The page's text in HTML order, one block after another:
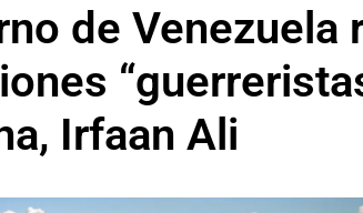
de Venezuela
Irfaan Ali